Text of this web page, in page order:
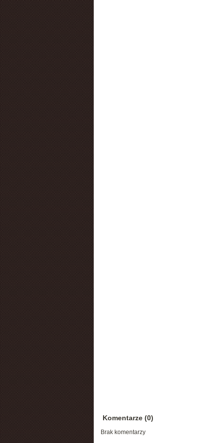
Komentarze (0)
Brak komentarzy